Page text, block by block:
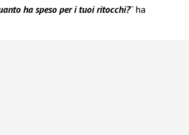
ha speso per i tuoi ritocchi?” ha